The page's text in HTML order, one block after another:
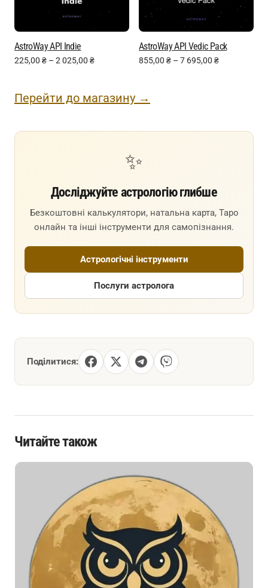
AstroWay API Indie
225,00 ₴ – 2 025,00 ₴
AstroWay API Vedic Pack
855,00 ₴ – 7 695,00 ₴
Перейти до магазину →
✨
Досліджуйте астрологію глибше
Безкоштовні калькулятори, натальна карта, Таро
онлайн та інші інструменти для самопізнання.
Астрологічні інструменти
Послуги астролога
Поділитися:
Читайте також